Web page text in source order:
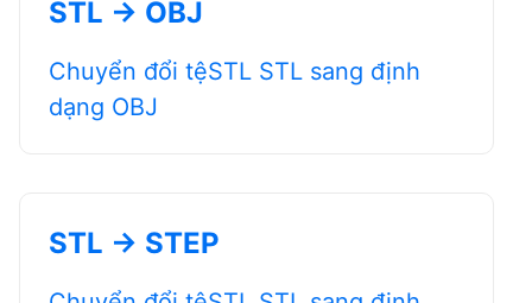
STL → OBJ
Chuyển đổi tệSTL STL sang định
dạng OBJ
STL → STEP